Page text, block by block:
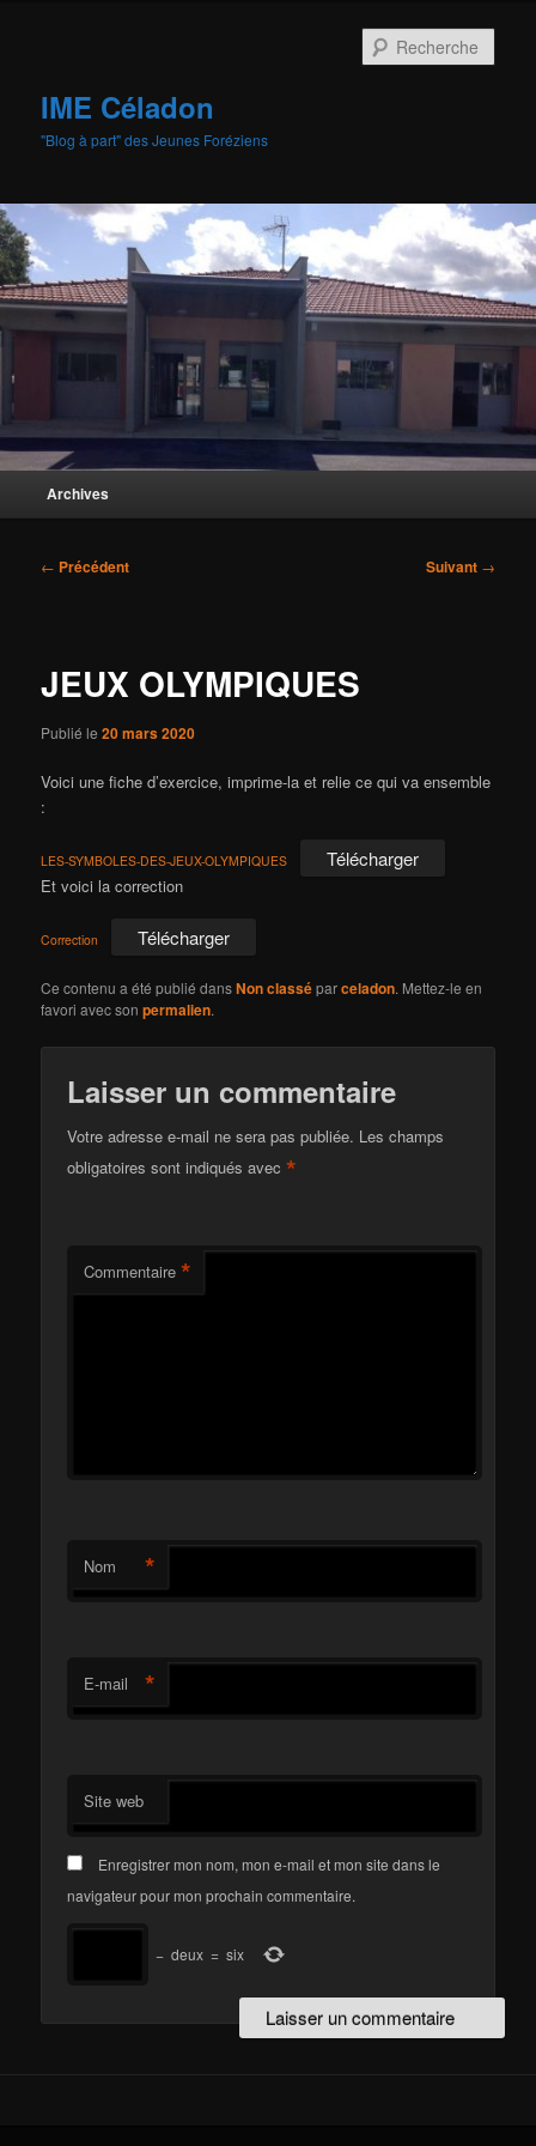
IME Céladon
"Blog à part" des Jeunes Foréziens
Archives
Navigation
← Précédent Suivant →
JEUX OLYMPIQUES
Publié le20 mars 2020
Voici une fiche d’exercice, imprime-la et relie ce qui va ensemble
:
LES-SYMBOLES-DES-JEUX-OLYMPIQUES Télécharger
Et voici la correction
Correction Télécharger
Ce contenu a été publié dansNon classéparceladon. Mettez-le en
favori avec sonpermalien.
Laisser un commentaire
Votre adresse e-mail ne sera pas publiée. Les champs
obligatoires sont indiqués avec*
Commentaire *
Nom *
E-mail *
Site web
Enregistrer mon nom, mon e-mail et mon site dans le
navigateur pour mon prochain commentaire.
− deux = six